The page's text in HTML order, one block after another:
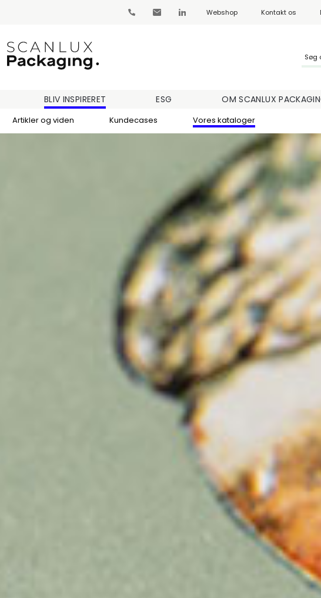
Webshop Kontakt os
BLIV INSPIRERET
Artikler og viden Kundecases Vores kataloger
ESG OM SCANLUX